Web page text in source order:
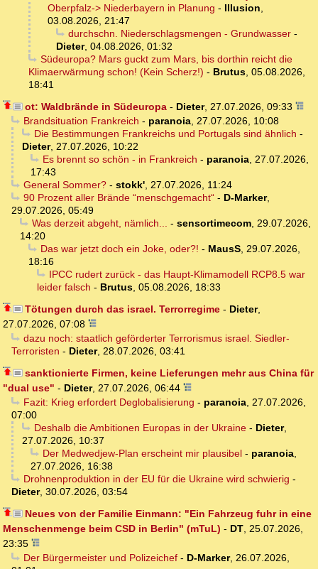
Oberpfalz-> Niederbayern in Planung - Illusion,
03.08.2026, 21:47
durchschn. Niederschlagsmengen - Grundwasser-
Dieter, 04.08.2026, 01:32
Südeuropa? Mars guckt zum Mars, bis dorthin reicht die
Klimaerwärmung schon! (Kein Scherz!) - Brutus, 05.08.2026,
18:41
ot: Waldbrände in Südeuropa- Dieter, 27.07.2026, 09:33
Brandsituation Frankreich - paranoia, 27.07.2026, 10:08
Die Bestimmungen Frankreichs und Portugals sind ähnlich -
Dieter, 27.07.2026, 10:22
Es brennt so schön - in Frankreich - paranoia, 27.07.2026,
17:43
General Sommer?- stokk', 27.07.2026, 11:24
90 Prozent aller Brände “menschgemacht“- D-Marker,
29.07.2026, 05:49
Was derzeit abgeht, nämlich... - sensortimecom, 29.07.2026,
14:20
Das war jetzt doch ein Joke, oder?! - MausS, 29.07.2026,
18:16
IPCC rudert zurück - das Haupt-Klimamodell RCP8.5 war
leider falsch - Brutus, 05.08.2026, 18:33
Tötungen durch das israel. Terrorregime- Dieter,
27.07.2026, 07:08
dazu noch: staatlich geförderter Terrorismus israel. Siedler-
Terroristen - Dieter, 28.07.2026, 03:41
sanktionierte Firmen, keine Lieferungen mehr aus China für
"dual use" - Dieter, 27.07.2026, 06:44
Fazit: Krieg erfordert Deglobalisierung - paranoia, 27.07.2026,
07:00
Deshalb die Ambitionen Europas in der Ukraine- Dieter,
27.07.2026, 10:37
Der Medwedjew-Plan erscheint mir plausibel- paranoia,
27.07.2026, 16:38
Drohnenproduktion in der EU für die Ukraine wird schwierig -
Dieter, 30.07.2026, 03:54
Neues von der Familie Einmann: "Ein Fahrzeug fuhr in eine
Menschenmenge beim CSD in Berlin" (mTuL) - DT, 25.07.2026,
23:35
Der Bürgermeister und Polizeichef- D-Marker, 26.07.2026,